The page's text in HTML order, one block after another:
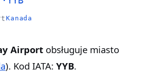
Kanada
Airport obsługuje miasto
). Kod IATA: YYB.